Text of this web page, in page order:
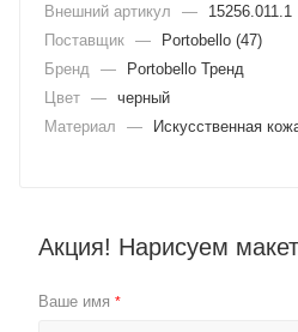
Внешний артикул —
15256.011.1
Поставщик —
Portobello (47)
Бренд
—
Portobello Тренд
Цвет — черный
Материал
— Искусственная
Акция! Нарисуем
Ваше имя *